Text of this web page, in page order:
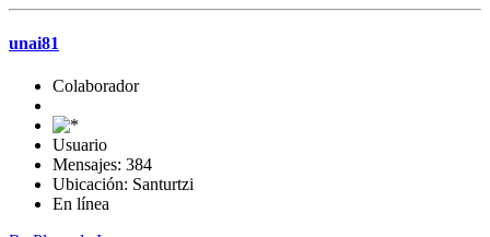
unai81
Colaborador
Usuario
Mensajes: 384
Ubicación: Santurtzi
En línea